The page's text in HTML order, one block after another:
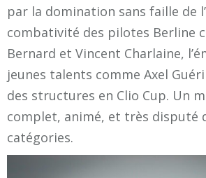
par la domination sans faille de
combativité des pilotes Berline
Bernard et Vincent Charlaine,
jeunes talents comme Axel
des structures en Clio Cup. Un
complet, animé, et très disputé
catégories.